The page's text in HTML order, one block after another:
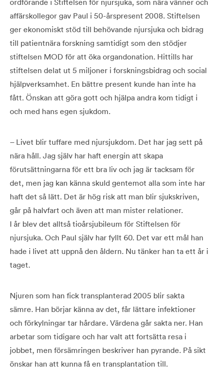
affärskollegor gav Paul i 50-årspresent 2008. Stiftelsen
ger ekonomiskt stöd till behövande njursjuka och bidrag
till patientnära forskning samtidigt som den stödjer
stiftelsen MOD för att öka organdonation. Hittills har
stiftelsen delat ut 5 miljoner i forskningsbidrag och social
hjälpverksamhet. En bättre present kunde han inte ha
fått. Önskan att göra gott och hjälpa andra kom tidigt i
och med hans egen sjukdom.
– Livet blir tuffare med njursjukdom. Det har jag sett på
nära håll. Jag själv har haft energin att skapa
förutsättningarna för ett bra liv och jag är tacksam för
det, men jag kan känna skuld gentemot alla som inte har
haft det så lätt. Det är hög risk att man blir sjukskriven,
går på halvfart och även att man mister relationer.
I år blev det alltså tioårsjubileum för Stiftelsen för
njursjuka. Och Paul själv har fyllt 60. Det var ett mål han
hade i livet att uppnå den åldern. Nu tänker han ta ett år i
taget.
Njuren som han fick transplanterad 2005 blir sakta
sämre. Han börjar känna av det, får lättare infektioner
och förkylningar tar hårdare. Värdena går sakta ner. Han
arbetar som tidigare och har valt att fortsätta resa i
jobbet, men försämringen beskriver han pyrande. På sikt
önskar han att kunna få en transplantation till.